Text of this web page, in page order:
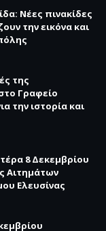
Νέες πινακίδες
την εικόνα και
της
Γραφείο
την ιστορία και
8 Δεκεμβρίου
Αιτημάτων
Ελευσίνας